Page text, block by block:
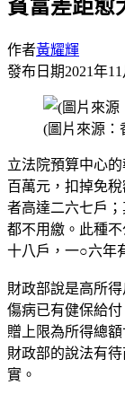
貧富差距愈
作者黃耀輝
發布日期2021年11
(圖片來源：
立法院預算中心
百萬元，扣掉免
者高達二六七戶
都不用繳。此種
十八戶，一○六年
財政部說是高所
傷病已有健保給
贈上限為所得總
財政部的說法有
實。